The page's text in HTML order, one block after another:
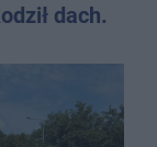
dach.